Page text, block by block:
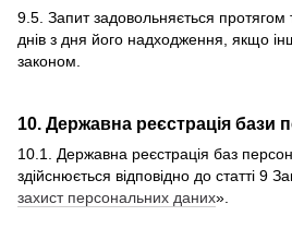
9.5. Запит задовольняється
днів з дня його надходження, якщо
законом.
10. Державна реєстрація бази
10.1. Державна реєстрація баз
здійснюється відповідно до статті 9
захист персональних даних».